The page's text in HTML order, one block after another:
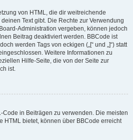
von HTML, die dir weitreichende
Text gibt. Die Rechte zur Verwendung
Administration vergeben, können jedoch
Beitrag deaktiviert werden. BBCode ist
werden Tags von eckigen („[“ und „]“) statt
Weitere Informationen zu
Hilfe-Seite, die von der Seite zur
ist.
Code in Beiträgen zu verwenden. Die meisten
HTML bietet, können über BBCode erreicht